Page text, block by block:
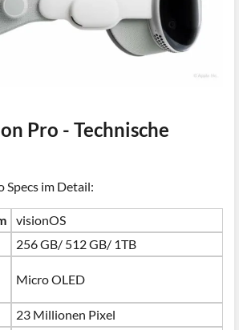
Pro - Technische
Specs im Detail:
visionOS
256 GB/ 512 GB/ 1TB
Micro OLED
23 Millionen Pixel